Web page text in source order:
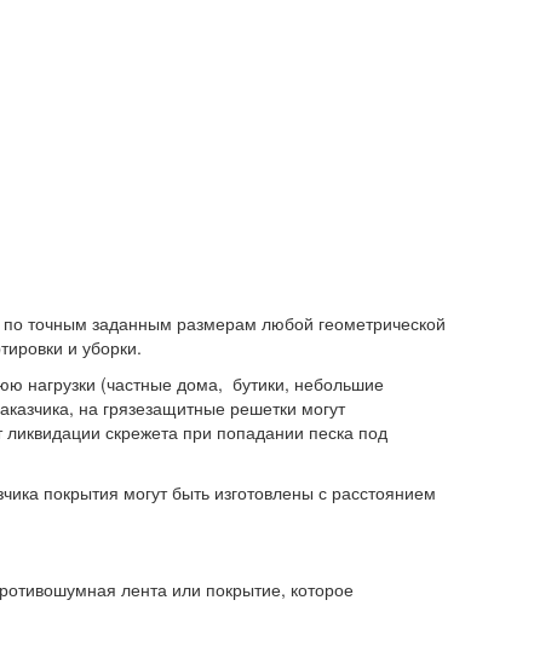
точным заданным размерам любой геометрической
и уборки.
нагрузки (частные дома, бутики, небольшие
на грязезащитные решетки могут
скрежета при попадании песка под
покрытия могут быть изготовлены с расстоянием
лента или покрытие, которое